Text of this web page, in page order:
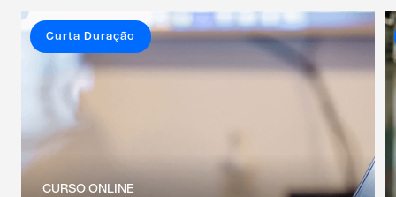
CURSO ONLINE
Curta Duração